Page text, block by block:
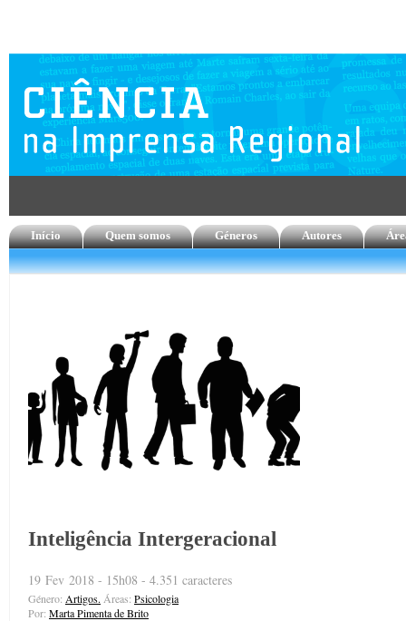
Início Quem somos Géneros Autores
Inteligência Intergeracional
19 Fev 2018 - 15h08 - 4.351 caracteres
Género: Artigos. Áreas: Psicologia
Por: Marta Pimenta de Brito